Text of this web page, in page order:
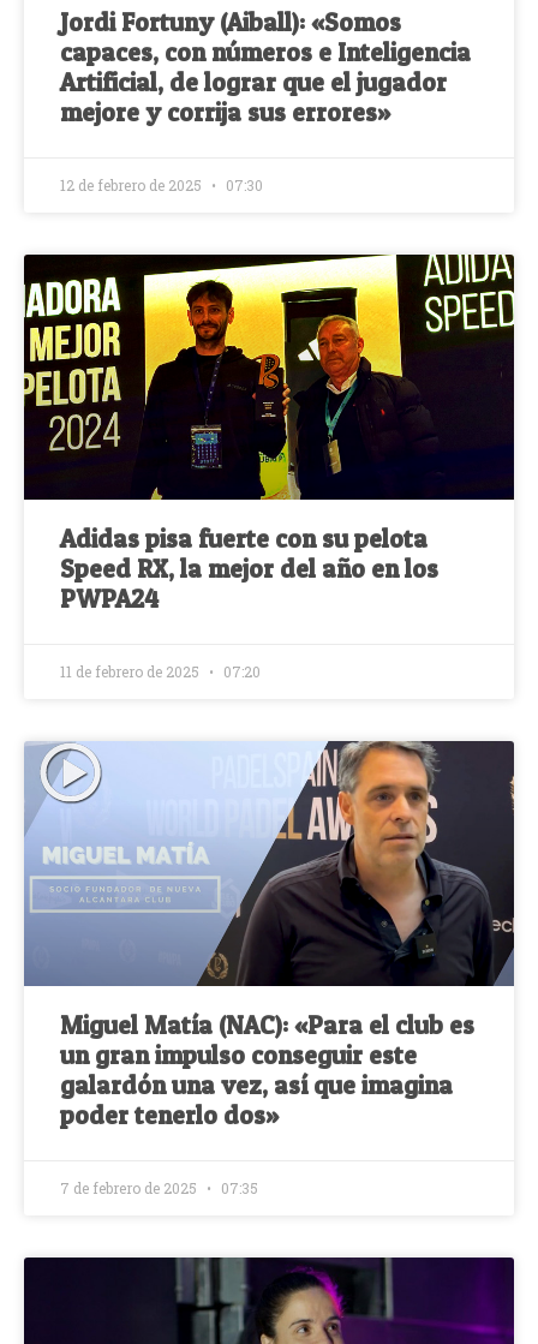
Jordi Fortuny (Aiball): «Somos
capaces, con números e Inteligencia
Artificial, de lograr que el jugador
mejore y corrija sus errores»
12 de febrero de 2025 07:30
Adidas pisa fuerte con su pelota
Speed RX, la mejor del año en los
PWPA24
11 de febrero de 2025 07:20
Miguel Matía (NAC): «Para el club es
un gran impulso conseguir este
galardón una vez, así que imagina
poder tenerlo dos»
7 de febrero de 2025 07:35